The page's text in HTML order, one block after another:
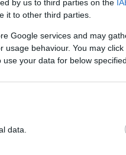
by us to third parties on the
it to other third parties.
Google services and may
behaviour. You may
your data for below
data.